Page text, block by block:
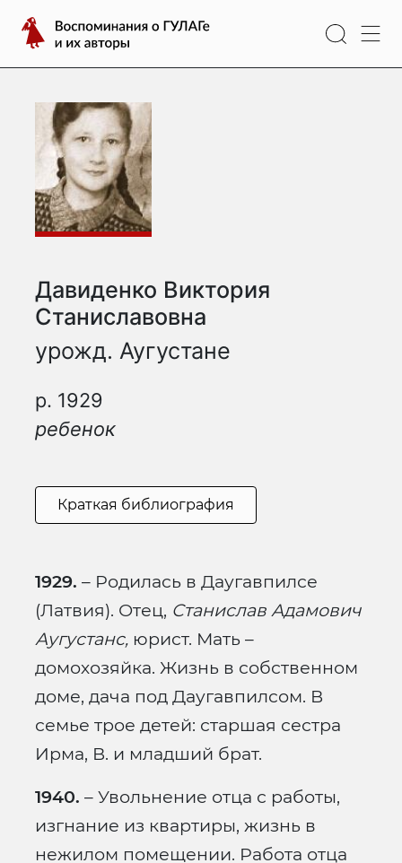
содержимому
Воспоминания
о
ГУЛАГе
авторы
Давиденко Виктория
Станиславовна
урожд. Аугустане
р. 1929
ребенок
Краткая библиография
1929. – Родилась в Даугавпилсе
(Латвия). Отец, Станислав Адамович
Аугустанс, юрист. Мать –
домохозяйка. Жизнь в собственном
доме, дача под Даугавпилсом. В
семье трое детей: старшая сестра
Ирма, В. и младший брат.
1940. – Увольнение отца с работы,
изгнание из квартиры, жизнь в
нежилом помещении. Работа отца